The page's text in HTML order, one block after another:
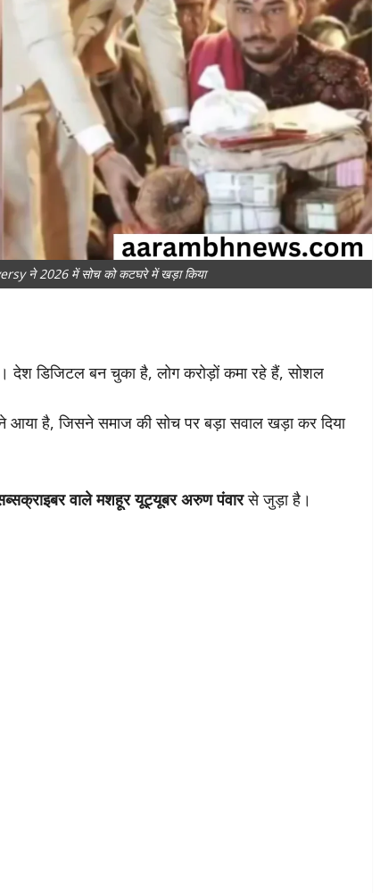
ने 2026 में सोच को कटघरे में खड़ा किया
देश डिजिटल बन चुका है, लोग करोड़ों कमा रहे हैं, सोशल
आया है, जिसने समाज की सोच पर बड़ा सवाल खड़ा कर दिया
वाले मशहूर यूट्यूबर अरुण पंवारसे जुड़ा है।